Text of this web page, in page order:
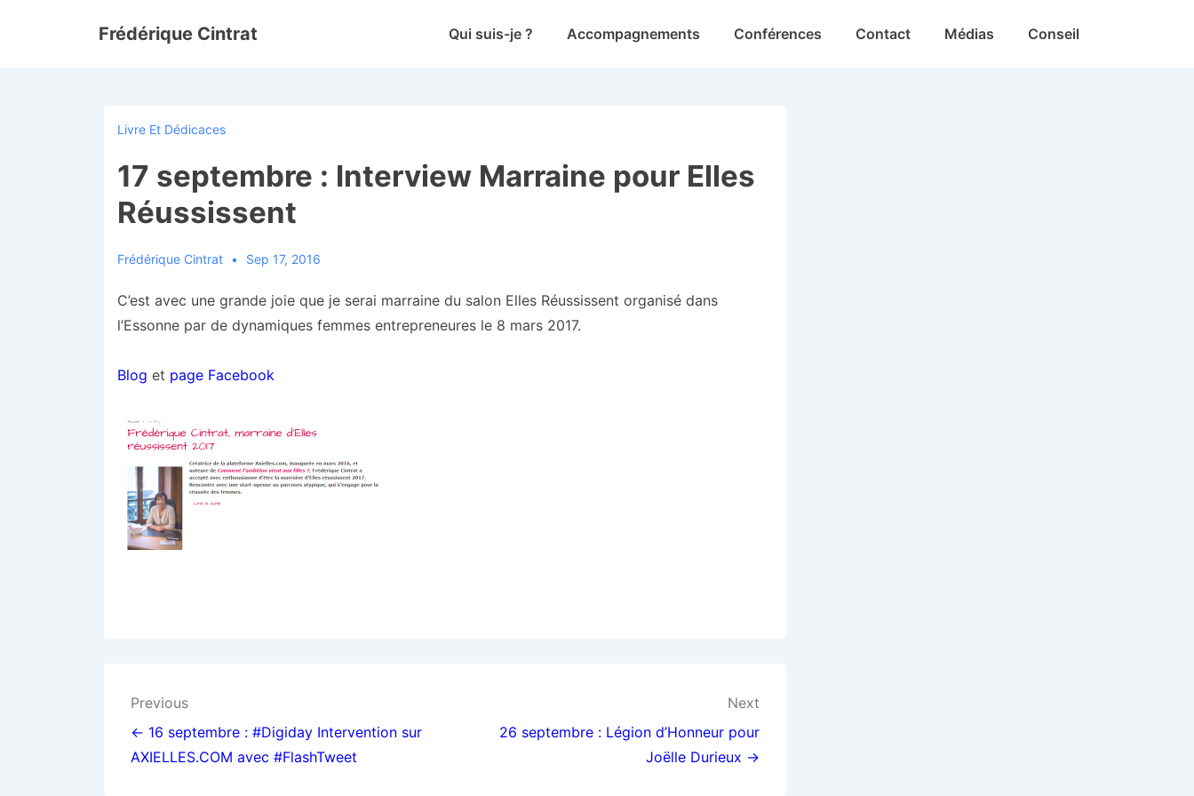
Frédérique Cintrat
MainQui suis-je ? Accompagnements Conférences Contact Médias Conseil
Livre Et Dédicaces
17 septembre : Interview Marraine pour Elles
Réussissent
Frédérique Cintrat Sep 17, 2016
C’est avec une grande joie que je serai marraine du salon Elles Réussissent organisé dans
l’Essonne par de dynamiques femmes entrepreneures le 8 mars 2017.
Blog et page Facebook
Navigation
de
l’article
Previous
← 16 septembre : #Digiday Intervention sur
AXIELLES.COM avec #FlashTweet
Next
26 septembre : Légion d’Honneur pour
Joëlle Durieux →